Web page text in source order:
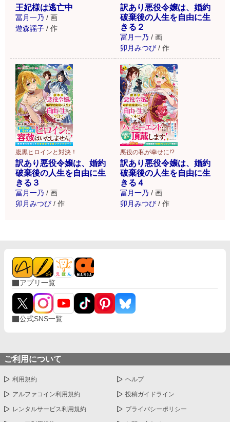
王妃様は逃亡中
冨月一乃 / 画
遊森謡子 / 作
訳あり悪役令嬢は、婚約
破棄後の人生を自由に生
きる２
冨月一乃 / 画
卯月みつび / 作
腹黒ヒロインと対決！
訳あり悪役令嬢は、婚約
破棄後の人生を自由に生
きる３
冨月一乃 / 画
卯月みつび / 作
悪役の私が幸せに!?
訳あり悪役令嬢は、婚約
破棄後の人生を自由に生
きる４
冨月一乃 / 画
卯月みつび / 作
アプリ一覧
公式SNS一覧
ご利用について
利用規約 ヘルプ
アルファコイン利用規約 投稿ガイドライン
レンタルサービス利用規約 プライバシーポリシー